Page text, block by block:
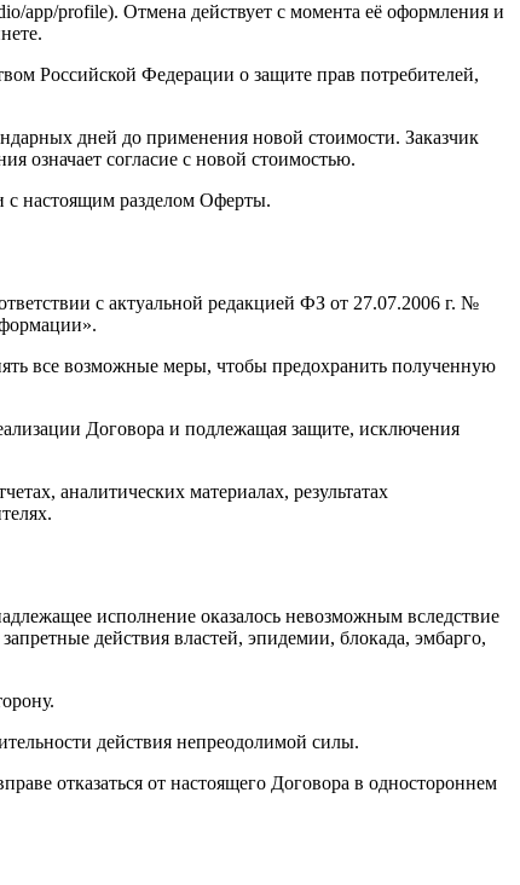
app/profile). Отмена действует с момента её оформления и
Российской Федерации о защите прав потребителей,
дней до применения новой стоимости. Заказчик
означает согласие с новой стоимостью.
с настоящим разделом Оферты.
с актуальной редакцией ФЗ от 27.07.2006 г. №
все возможные меры, чтобы предохранить полученную
Договора и подлежащая защите, исключения
аналитических материалах, результатах
исполнение оказалось невозможным вследствие
действия властей, эпидемии, блокада, эмбарго,
действия непреодолимой силы.
отказаться от настоящего Договора в одностороннем